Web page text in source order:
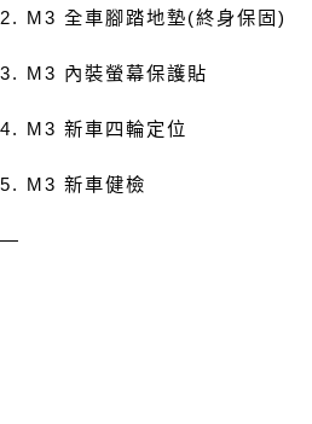
2. M3 全車腳踏地墊(終身保固 )
3. M3 內裝螢幕保護貼
4. M3 新車四輪定位
5. M3 新車健檢
—